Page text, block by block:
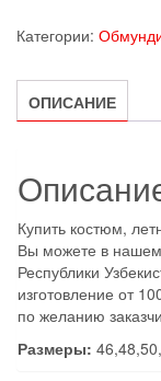
камуфляж
Категории:
ОПИСАНИЕ
Купить костюм,
Вы можете в нашем
Республики
изготовление от
по желанию
Размеры: